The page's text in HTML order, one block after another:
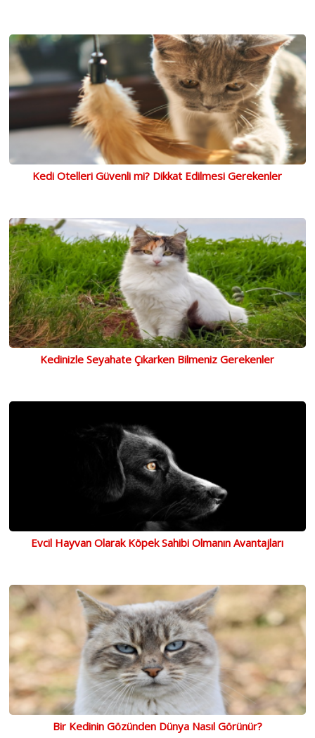
Kedi Otelleri Güvenli mi? Dikkat Edilmesi Gerekenler
Kedinizle Seyahate Çıkarken Bilmeniz Gerekenler
Evcil Hayvan Olarak Köpek Sahibi Olmanın Avantajları
Bir Kedinin Gözünden Dünya Nasıl Görünür?